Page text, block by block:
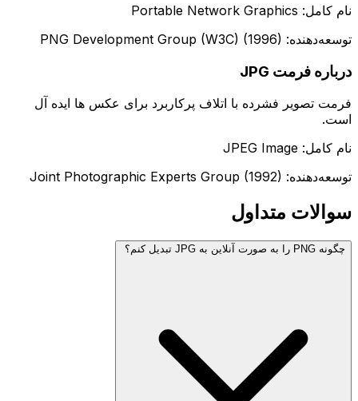
نام کامل: Portable Network Graphics
توسعه‌دهنده: PNG Development Group (W3C) (1996)
درباره فرمت JPG
فرمت تصویر فشرده با اتلاف پرکاربرد برای عکس ها ایده آل
است.
نام کامل: JPEG Image
توسعه‌دهنده: Joint Photographic Experts Group (1992)
سوالات متداول
چگونه PNG را به صورت آنلاین به JPG تبدیل کنم؟